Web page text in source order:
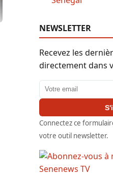
NEWSLETTER
Recevez les
directement dans
Adresse email
Connectez ce
votre outil newsletter.